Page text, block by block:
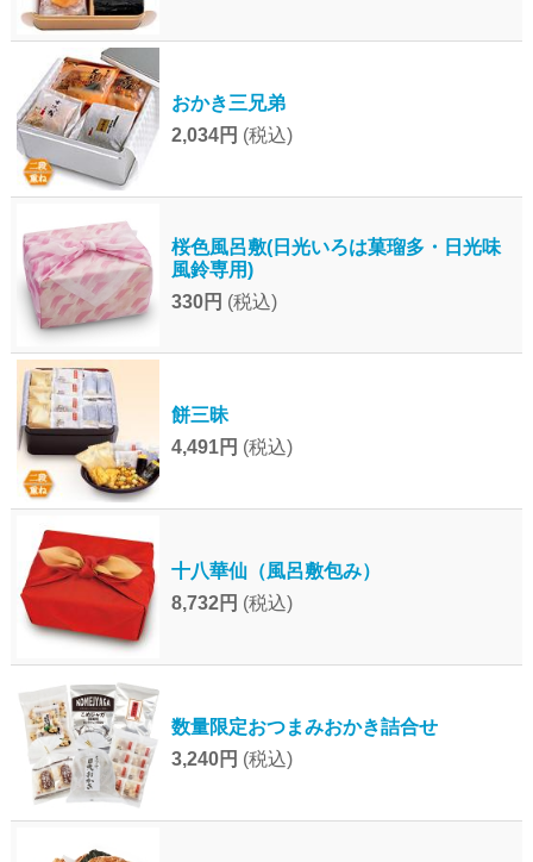
おかき三兄弟
2,034円 (税込)
桜色風呂敷(日光いろは菓瑠多・日光味
風鈴専用)
330円 (税込)
餅三昧
4,491円 (税込)
十八華仙（風呂敷包み）
8,732円 (税込)
数量限定おつまみおかき詰合せ
3,240円 (税込)